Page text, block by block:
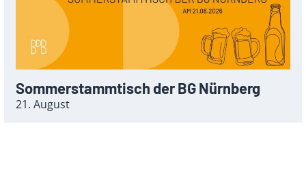
Sommerstammtisch der BG Nürnberg
21. August